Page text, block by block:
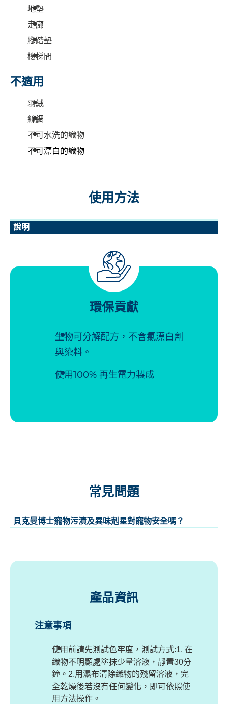
地墊
走廊
腳踏墊
樓梯間
不適用
羽絨
絲綢
不可水洗的織物
不可漂白的織物
使用方法
說明
環保貢獻
生物可分解配方，不含氯漂白劑
與染料。
使用100% 再生電力製成
常見問題
貝克曼博士寵物污漬及異味剋星對寵物安全嗎？
產品資訊
注意事項
使用前請先測試色牢度，測試方式:1. 在
織物不明顯處塗抹少量溶液，靜置30分
鐘。2.用濕布清除織物的殘留溶液，完
全乾燥後若沒有任何變化，即可依照使
用方法操作。